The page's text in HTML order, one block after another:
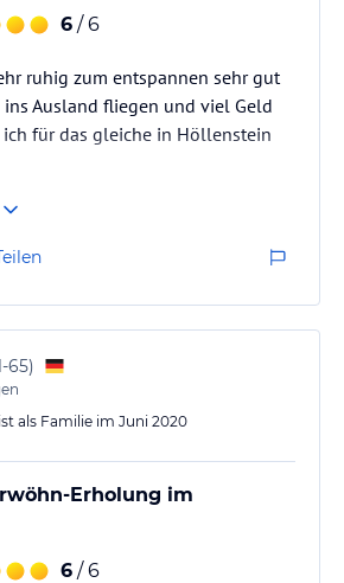
6 / 6
ruhig zum entspannen sehr gut
ins Ausland fliegen und viel Geld
für das gleiche in Höllenstein
65)
als Familie im Juni 2020
Erholung im
6 / 6